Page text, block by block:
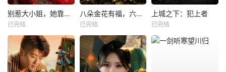
别惹大小姐，她靠山是哮天犬
已完结
八朵金花有福，六零猎户爹进山挖宝藏
已完结
上城之下：犯上者
已完结